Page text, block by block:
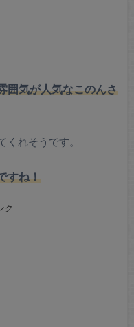
囲気が人気なこのんさ
くれそうです。
すね！
ク